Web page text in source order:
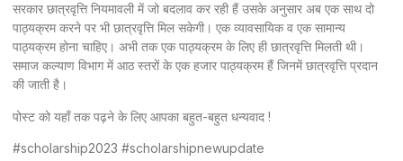
सरकार छात्रवृत्ति नियमावली में जो बदलाव कर रही हैं उसके अनुसार अब एक साथ दो
पाठ्यक्रम करने पर भी छात्रवृत्ति मिल सकेगी। एक व्यावसायिक व एक सामान्य
पाठ्यक्रम होना चाहिए। अभी तक एक पाठ्यक्रम के लिए ही छात्रवृत्ति मिलती थी।
समाज कल्याण विभाग में आठ स्तरों के एक हजार पाठ्यक्रम हैं जिनमें छात्रवृत्ति प्रदान
की जाती है।
पोस्ट को यहाँ तक पढ़ने के लिए आपका बहुत-बहुत धन्यवाद !
#scholarship2023 #scholarshipnewupdate